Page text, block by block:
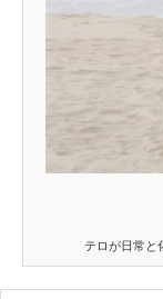
テロが日常と